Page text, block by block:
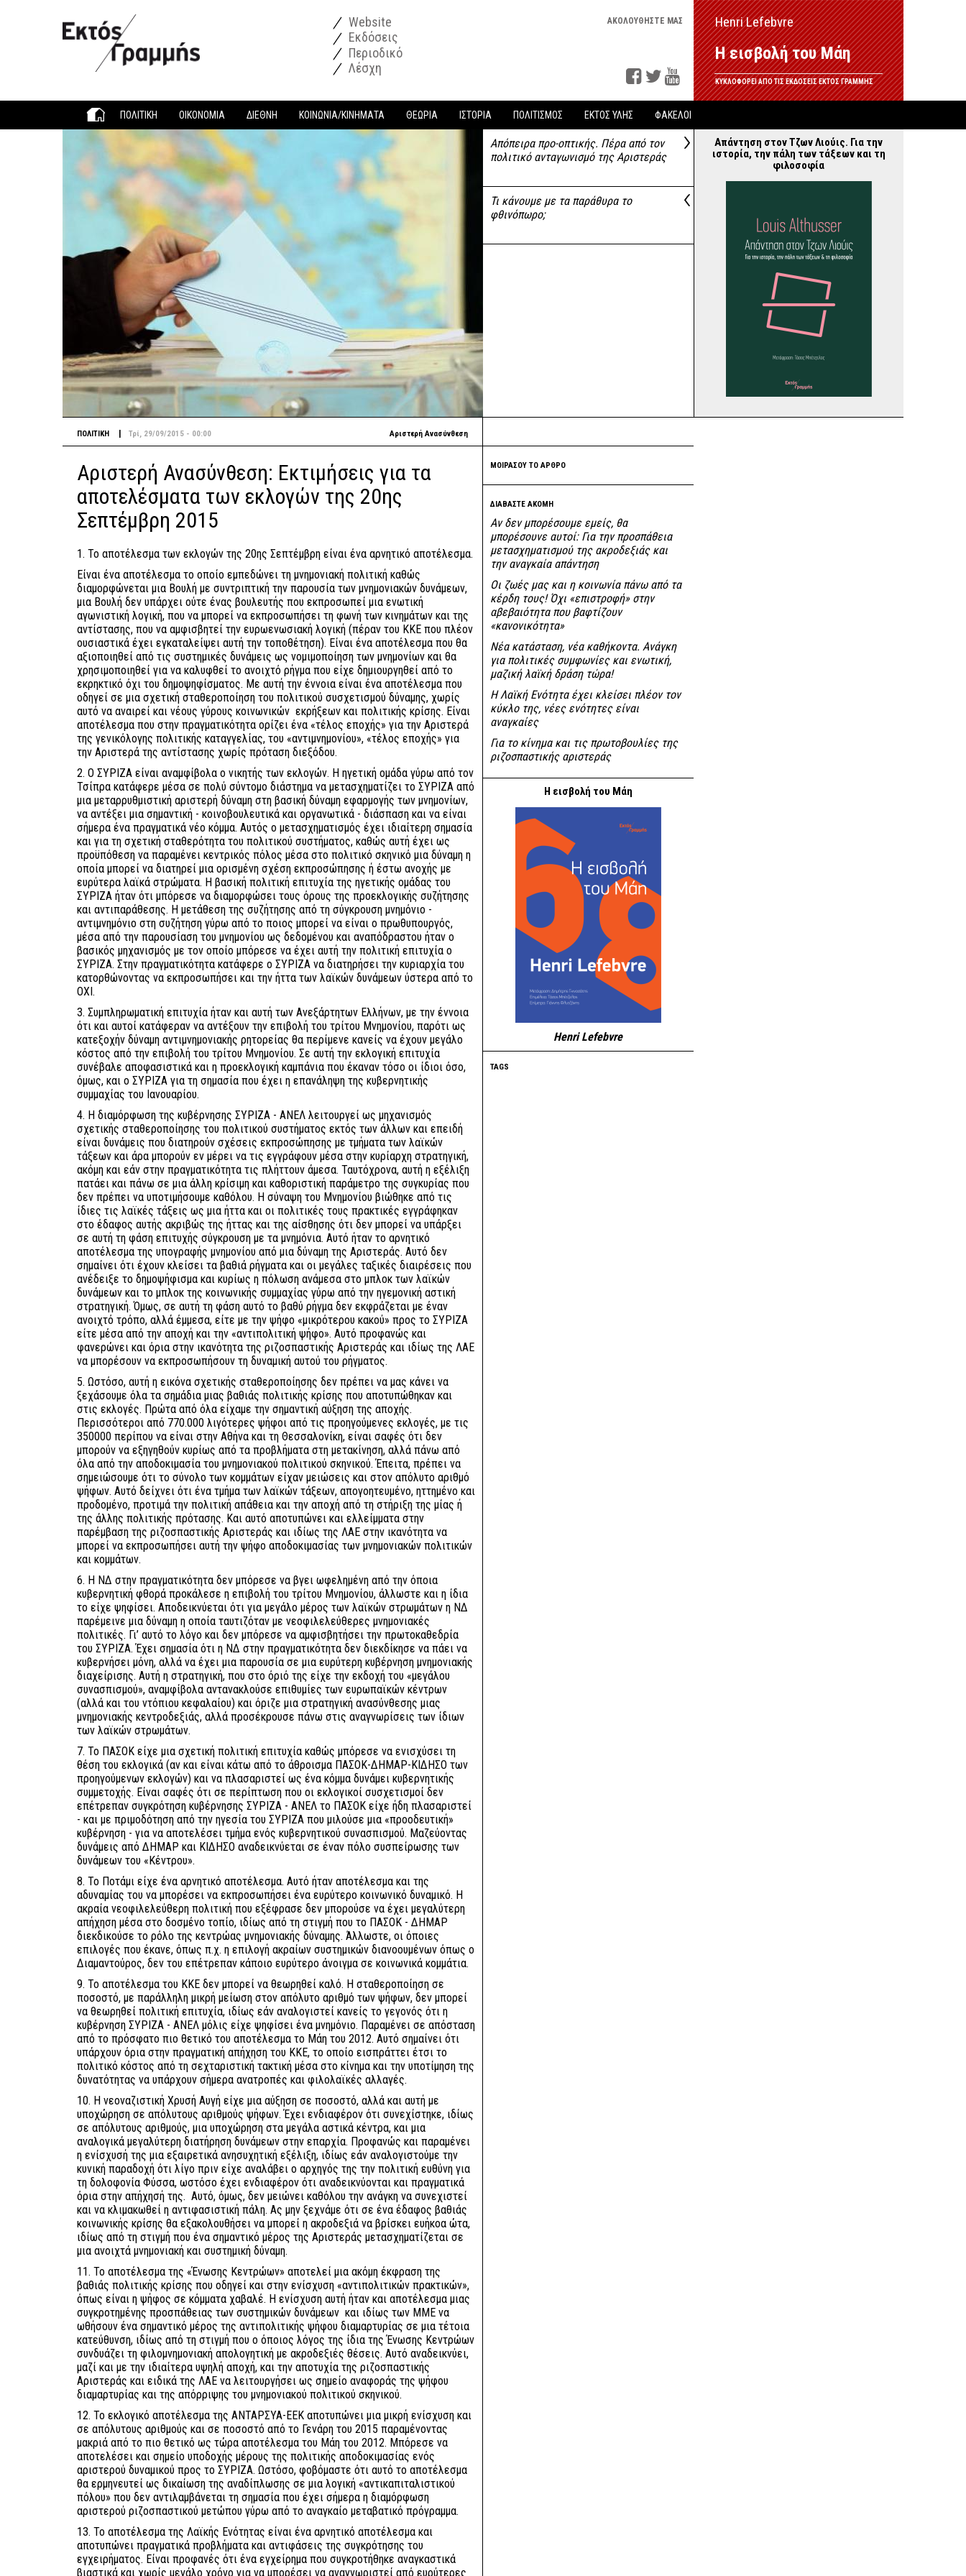
Website
Εκδόσεις
Περιοδικό
Λέσχη
ΑΚΟΛΟΥΘΗΣΤΕ ΜΑΣ Henri Lefebvre
Η εισβολή του Μάη
ΚΥΚΛΟΦΟΡΕΙ ΑΠΟ ΤΙΣ ΕΚΔΟΣΕΙΣ ΕΚΤΟΣ ΓΡΑΜΜΗΣ
ΠΟΛΙΤΙΚΗ ΟΙΚΟΝΟΜΙΑ ΔΙΕΘΝΗ ΚΟΙΝΩΝΙΑ/ΚΙΝΗΜΑΤΑ ΘΕΩΡΙΑ ΙΣΤΟΡΙΑ ΠΟΛΙΤΙΣΜΟΣ ΕΚΤΟΣ ΥΛΗΣ ΦΑΚΕΛΟΙ
Απόπειρα προ-οπτικής. Πέρα από τον
πολιτικό ανταγωνισμό της Αριστεράς
Τι κάνουμε με τα παράθυρα το
φθινόπωρο;
Απάντηση στον Τζων Λιούις. Για την
ιστορία, την πάλη των τάξεων και τη
φιλοσοφία
ΠΟΛΙΤΙΚΗ Τρί, 29/09/2015 - 00:00 Αριστερή Ανασύνθεση
Αριστερή Ανασύνθεση: Εκτιμήσεις για τα
αποτελέσματα των εκλογών της 20ης
Σεπτέμβρη 2015
1. Το αποτέλεσμα των εκλογών της 20ης Σεπτέμβρη είναι ένα αρνητικό αποτέλεσμα.
Είναι ένα αποτέλεσμα το οποίο εμπεδώνει τη μνημονιακή πολιτική καθώς
διαμορφώνεται μια Βουλή με συντριπτική την παρουσία των μνημονιακών δυνάμεων,
μια Βουλή δεν υπάρχει ούτε ένας βουλευτής που εκπροσωπεί μια ενωτική
αγωνιστική λογική, που να μπορεί να εκπροσωπήσει τη φωνή των κινημάτων και της
αντίστασης, που να αμφισβητεί την ευρωενωσιακή λογική (πέραν του ΚΚΕ που πλέον
ουσιαστικά έχει εγκαταλείψει αυτή την τοποθέτηση). Είναι ένα αποτέλεσμα που θα
αξιοποιηθεί από τις συστημικές δυνάμεις ως νομιμοποίηση των μνημονίων και θα
χρησιμοποιηθεί για να καλυφθεί το ανοιχτό ρήγμα που είχε δημιουργηθεί από το
εκρηκτικό όχι του δημοψηφίσματος. Με αυτή την έννοια είναι ένα αποτέλεσμα που
οδηγεί σε μια σχετική σταθεροποίηση του πολιτικού συσχετισμού δύναμης, χωρίς
αυτό να αναιρεί και νέους γύρους κοινωνικών εκρήξεων και πολιτικής κρίσης. Είναι
αποτέλεσμα που στην πραγματικότητα ορίζει ένα «τέλος εποχής» για την Αριστερά
της γενικόλογης πολιτικής καταγγελίας, του «αντιμνημονίου», «τέλος εποχής» για
την Αριστερά της αντίστασης χωρίς πρόταση διεξόδου.
2. Ο ΣΥΡΙΖΑ είναι αναμφίβολα ο νικητής των εκλογών. Η ηγετική ομάδα γύρω από τον
Τσίπρα κατάφερε μέσα σε πολύ σύντομο διάστημα να μετασχηματίζει το ΣΥΡΙΖΑ από
μια μεταρρυθμιστική αριστερή δύναμη στη βασική δύναμη εφαρμογής των μνημονίων,
να αντέξει μια σημαντική - κοινοβουλευτικά και οργανωτικά - διάσπαση και να είναι
σήμερα ένα πραγματικά νέο κόμμα. Αυτός ο μετασχηματισμός έχει ιδιαίτερη σημασία
και για τη σχετική σταθερότητα του πολιτικού συστήματος, καθώς αυτή έχει ως
προϋπόθεση να παραμένει κεντρικός πόλος μέσα στο πολιτικό σκηνικό μια δύναμη η
οποία μπορεί να διατηρεί μια ορισμένη σχέση εκπροσώπησης ή έστω ανοχής με
ευρύτερα λαϊκά στρώματα. Η βασική πολιτική επιτυχία της ηγετικής ομάδας του
ΣΥΡΙΖΑ ήταν ότι μπόρεσε να διαμορφώσει τους όρους της προεκλογικής συζήτησης
και αντιπαράθεσης. Η μετάθεση της συζήτησης από τη σύγκρουση μνημόνιο -
αντιμνημόνιο στη συζήτηση γύρω από το ποιος μπορεί να είναι ο πρωθυπουργός,
μέσα από την παρουσίαση του μνημονίου ως δεδομένου και αναπόδραστου ήταν ο
βασικός μηχανισμός με τον οποίο μπόρεσε να έχει αυτή την πολιτική επιτυχία ο
ΣΥΡΙΖΑ. Στην πραγματικότητα κατάφερε ο ΣΥΡΙΖΑ να διατηρήσει την κυριαρχία του
κατορθώνοντας να εκπροσωπήσει και την ήττα των λαϊκών δυνάμεων ύστερα από το
ΟΧΙ.
3. Συμπληρωματική επιτυχία ήταν και αυτή των Ανεξάρτητων Ελλήνων, με την έννοια
ότι και αυτοί κατάφεραν να αντέξουν την επιβολή του τρίτου Μνημονίου, παρότι ως
κατεξοχήν δύναμη αντιμνημονιακής ρητορείας θα περίμενε κανείς να έχουν μεγάλο
κόστος από την επιβολή του τρίτου Μνημονίου. Σε αυτή την εκλογική επιτυχία
συνέβαλε αποφασιστικά και η προεκλογική καμπάνια που έκαναν τόσο οι ίδιοι όσο,
όμως, και ο ΣΥΡΙΖΑ για τη σημασία που έχει η επανάληψη της κυβερνητικής
συμμαχίας του Ιανουαρίου.
4. Η διαμόρφωση της κυβέρνησης ΣΥΡΙΖΑ - ΑΝΕΛ λειτουργεί ως μηχανισμός
σχετικής σταθεροποίησης του πολιτικού συστήματος εκτός των άλλων και επειδή
είναι δυνάμεις που διατηρούν σχέσεις εκπροσώπησης με τμήματα των λαϊκών
τάξεων και άρα μπορούν εν μέρει να τις εγγράφουν μέσα στην κυρίαρχη στρατηγική,
ακόμη και εάν στην πραγματικότητα τις πλήττουν άμεσα. Ταυτόχρονα, αυτή η εξέλιξη
πατάει και πάνω σε μια άλλη κρίσιμη και καθοριστική παράμετρο της συγκυρίας που
δεν πρέπει να υποτιμήσουμε καθόλου. Η σύναψη του Μνημονίου βιώθηκε από τις
ίδιες τις λαϊκές τάξεις ως μια ήττα και οι πολιτικές τους πρακτικές εγγράφηκαν
στο έδαφος αυτής ακριβώς της ήττας και της αίσθησης ότι δεν μπορεί να υπάρξει
σε αυτή τη φάση επιτυχής σύγκρουση με τα μνημόνια. Αυτό ήταν το αρνητικό
αποτέλεσμα της υπογραφής μνημονίου από μια δύναμη της Αριστεράς. Αυτό δεν
σημαίνει ότι έχουν κλείσει τα βαθιά ρήγματα και οι μεγάλες ταξικές διαιρέσεις που
ανέδειξε το δημοψήφισμα και κυρίως η πόλωση ανάμεσα στο μπλοκ των λαϊκών
δυνάμεων και το μπλοκ της κοινωνικής συμμαχίας γύρω από την ηγεμονική αστική
στρατηγική. Όμως, σε αυτή τη φάση αυτό το βαθύ ρήγμα δεν εκφράζεται με έναν
ανοιχτό τρόπο, αλλά έμμεσα, είτε με την ψήφο «μικρότερου κακού» προς το ΣΥΡΙΖΑ
είτε μέσα από την αποχή και την «αντιπολιτική ψήφο». Αυτό προφανώς και
φανερώνει και όρια στην ικανότητα της ριζοσπαστικής Αριστεράς και ιδίως της ΛΑΕ
να μπορέσουν να εκπροσωπήσουν τη δυναμική αυτού του ρήγματος.
5. Ωστόσο, αυτή η εικόνα σχετικής σταθεροποίησης δεν πρέπει να μας κάνει να
ξεχάσουμε όλα τα σημάδια μιας βαθιάς πολιτικής κρίσης που αποτυπώθηκαν και
στις εκλογές. Πρώτα από όλα είχαμε την σημαντική αύξηση της αποχής.
Περισσότεροι από 770.000 λιγότερες ψήφοι από τις προηγούμενες εκλογές, με τις
350000 περίπου να είναι στην Αθήνα και τη Θεσσαλονίκη, είναι σαφές ότι δεν
μπορούν να εξηγηθούν κυρίως από τα προβλήματα στη μετακίνηση, αλλά πάνω από
όλα από την αποδοκιμασία του μνημονιακού πολιτικού σκηνικού. Έπειτα, πρέπει να
σημειώσουμε ότι το σύνολο των κομμάτων είχαν μειώσεις και στον απόλυτο αριθμό
ψήφων. Αυτό δείχνει ότι ένα τμήμα των λαϊκών τάξεων, απογοητευμένο, ηττημένο και
προδομένο, προτιμά την πολιτική απάθεια και την αποχή από τη στήριξη της μίας ή
της άλλης πολιτικής πρότασης. Και αυτό αποτυπώνει και ελλείμματα στην
παρέμβαση της ριζοσπαστικής Αριστεράς και ιδίως της ΛΑΕ στην ικανότητα να
μπορεί να εκπροσωπήσει αυτή την ψήφο αποδοκιμασίας των μνημονιακών πολιτικών
και κομμάτων.
6. Η ΝΔ στην πραγματικότητα δεν μπόρεσε να βγει ωφελημένη από την όποια
κυβερνητική φθορά προκάλεσε η επιβολή του τρίτου Μνημονίου, άλλωστε και η ίδια
το είχε ψηφίσει. Αποδεικνύεται ότι για μεγάλο μέρος των λαϊκών στρωμάτων η ΝΔ
παρέμεινε μια δύναμη η οποία ταυτιζόταν με νεοφιλελεύθερες μνημονιακές
πολιτικές. Γι’ αυτό το λόγο και δεν μπόρεσε να αμφισβητήσει την πρωτοκαθεδρία
του ΣΥΡΙΖΑ. Έχει σημασία ότι η ΝΔ στην πραγματικότητα δεν διεκδίκησε να πάει να
κυβερνήσει μόνη, αλλά να έχει μια παρουσία σε μια ευρύτερη κυβέρνηση μνημονιακής
διαχείρισης. Αυτή η στρατηγική, που στο όριό της είχε την εκδοχή του «μεγάλου
συνασπισμού», αναμφίβολα αντανακλούσε επιθυμίες των ευρωπαϊκών κέντρων
(αλλά και του ντόπιου κεφαλαίου) και όριζε μια στρατηγική ανασύνθεσης μιας
μνημονιακής κεντροδεξιάς, αλλά προσέκρουσε πάνω στις αναγνωρίσεις των ίδιων
των λαϊκών στρωμάτων.
7. Το ΠΑΣΟΚ είχε μια σχετική πολιτική επιτυχία καθώς μπόρεσε να ενισχύσει τη
θέση του εκλογικά (αν και είναι κάτω από το άθροισμα ΠΑΣΟΚ-ΔΗΜΑΡ-ΚΙΔΗΣΟ των
προηγούμενων εκλογών) και να πλασαριστεί ως ένα κόμμα δυνάμει κυβερνητικής
συμμετοχής. Είναι σαφές ότι σε περίπτωση που οι εκλογικοί συσχετισμοί δεν
επέτρεπαν συγκρότηση κυβέρνησης ΣΥΡΙΖΑ - ΑΝΕΛ το ΠΑΣΟΚ είχε ήδη πλασαριστεί
- και με πριμοδότηση από την ηγεσία του ΣΥΡΙΖΑ που μιλούσε μια «προοδευτική»
κυβέρνηση - για να αποτελέσει τμήμα ενός κυβερνητικού συνασπισμού. Μαζεύοντας
δυνάμεις από ΔΗΜΑΡ και ΚΙΔΗΣΟ αναδεικνύεται σε έναν πόλο συσπείρωσης των
δυνάμεων του «Κέντρου».
8. Το Ποτάμι είχε ένα αρνητικό αποτέλεσμα. Αυτό ήταν αποτέλεσμα και της
αδυναμίας του να μπορέσει να εκπροσωπήσει ένα ευρύτερο κοινωνικό δυναμικό. Η
ακραία νεοφιλελεύθερη πολιτική που εξέφρασε δεν μπορούσε να έχει μεγαλύτερη
απήχηση μέσα στο δοσμένο τοπίο, ιδίως από τη στιγμή που το ΠΑΣΟΚ - ΔΗΜΑΡ
διεκδικούσε το ρόλο της κεντρώας μνημονιακής δύναμης. Άλλωστε, οι όποιες
επιλογές που έκανε, όπως π.χ. η επιλογή ακραίων συστημικών διανοουμένων όπως ο
Διαμαντούρος, δεν του επέτρεπαν κάποιο ευρύτερο άνοιγμα σε κοινωνικά κομμάτια.
9. Το αποτέλεσμα του ΚΚΕ δεν μπορεί να θεωρηθεί καλό. Η σταθεροποίηση σε
ποσοστό, με παράλληλη μικρή μείωση στον απόλυτο αριθμό των ψήφων, δεν μπορεί
να θεωρηθεί πολιτική επιτυχία, ιδίως εάν αναλογιστεί κανείς το γεγονός ότι η
κυβέρνηση ΣΥΡΙΖΑ - ΑΝΕΛ μόλις είχε ψηφίσει ένα μνημόνιο. Παραμένει σε απόσταση
από το πρόσφατο πιο θετικό του αποτέλεσμα το Μάη του 2012. Αυτό σημαίνει ότι
υπάρχουν όρια στην πραγματική απήχηση του ΚΚΕ, το οποίο εισπράττει έτσι το
πολιτικό κόστος από τη σεχταριστική τακτική μέσα στο κίνημα και την υποτίμηση της
δυνατότητας να υπάρχουν σήμερα ανατροπές και φιλολαϊκές αλλαγές.
10. Η νεοναζιστική Χρυσή Αυγή είχε μια αύξηση σε ποσοστό, αλλά και αυτή με
υποχώρηση σε απόλυτους αριθμούς ψήφων. Έχει ενδιαφέρον ότι συνεχίστηκε, ιδίως
σε απόλυτους αριθμούς, μια υποχώρηση στα μεγάλα αστικά κέντρα, και μια
αναλογικά μεγαλύτερη διατήρηση δυνάμεων στην επαρχία. Προφανώς και παραμένει
η ενίσχυσή της μια εξαιρετικά ανησυχητική εξέλιξη, ιδίως εάν αναλογιστούμε την
κυνική παραδοχή ότι λίγο πριν είχε αναλάβει ο αρχηγός της την πολιτική ευθύνη για
τη δολοφονία Φύσσα, ωστόσο έχει ενδιαφέρον ότι αναδεικνύονται και πραγματικά
όρια στην απήχησή της. Αυτό, όμως, δεν μειώνει καθόλου την ανάγκη να συνεχιστεί
και να κλιμακωθεί η αντιφασιστική πάλη. Ας μην ξεχνάμε ότι σε ένα έδαφος βαθιάς
κοινωνικής κρίσης θα εξακολουθήσει να μπορεί η ακροδεξιά να βρίσκει ευήκοα ώτα,
ιδίως από τη στιγμή που ένα σημαντικό μέρος της Αριστεράς μετασχηματίζεται σε
μια ανοιχτά μνημονιακή και συστημική δύναμη.
11. Το αποτέλεσμα της «Ένωσης Κεντρώων» αποτελεί μια ακόμη έκφραση της
βαθιάς πολιτικής κρίσης που οδηγεί και στην ενίσχυση «αντιπολιτικών πρακτικών»,
όπως είναι η ψήφος σε κόμματα χαβαλέ. Η ενίσχυση αυτή ήταν και αποτέλεσμα μιας
συγκροτημένης προσπάθειας των συστημικών δυνάμεων και ιδίως των ΜΜΕ να
ωθήσουν ένα σημαντικό μέρος της αντιπολιτικής ψήφου διαμαρτυρίας σε μια τέτοια
κατεύθυνση, ιδίως από τη στιγμή που ο όποιος λόγος της ίδια της Ένωσης Κεντρώων
συνδυάζει τη φιλομνημονιακή απολογητική με ακροδεξιές θέσεις. Αυτό αναδεικνύει,
μαζί και με την ιδιαίτερα υψηλή αποχή, και την αποτυχία της ριζοσπαστικής
Αριστεράς και ειδικά της ΛΑΕ να λειτουργήσει ως σημείο αναφοράς της ψήφου
διαμαρτυρίας και της απόρριψης του μνημονιακού πολιτικού σκηνικού.
12. Το εκλογικό αποτέλεσμα της ΑΝΤΑΡΣΥΑ-ΕΕΚ αποτυπώνει μια μικρή ενίσχυση και
σε απόλυτους αριθμούς και σε ποσοστό από το Γενάρη του 2015 παραμένοντας
μακριά από το πιο θετικό ως τώρα αποτέλεσμα του Μάη του 2012. Μπόρεσε να
αποτελέσει και σημείο υποδοχής μέρους της πολιτικής αποδοκιμασίας ενός
αριστερού δυναμικού προς το ΣΥΡΙΖΑ. Ωστόσο, φοβόμαστε ότι αυτό το αποτέλεσμα
θα ερμηνευτεί ως δικαίωση της αναδίπλωσης σε μια λογική «αντικαπιταλιστικού
πόλου» που δεν αντιλαμβάνεται τη σημασία που έχει σήμερα η διαμόρφωση
αριστερού ριζοσπαστικού μετώπου γύρω από το αναγκαίο μεταβατικό πρόγραμμα.
13. Το αποτέλεσμα της Λαϊκής Ενότητας είναι ένα αρνητικό αποτέλεσμα και
αποτυπώνει πραγματικά προβλήματα και αντιφάσεις της συγκρότησης του
εγχειρήματος. Είναι προφανές ότι ένα εγχείρημα που συγκροτήθηκε αναγκαστικά
βιαστικά και χωρίς μεγάλο χρόνο για να μπορέσει να αναγνωριστεί από ευρύτερες
ΜΟΙΡΑΣΟΥ ΤΟ ΑΡΘΡΟ
ΔΙΑΒΑΣΤΕ ΑΚΟΜΗ
Αν δεν μπορέσουμε εμείς, θα
μπορέσουνε αυτοί: Για την προσπάθεια
μετασχηματισμού της ακροδεξιάς και
την αναγκαία απάντηση
Οι ζωές μας και η κοινωνία πάνω από τα
κέρδη τους! Όχι «επιστροφή» στην
αβεβαιότητα που βαφτίζουν
«κανονικότητα»
Νέα κατάσταση, νέα καθήκοντα. Ανάγκη
για πολιτικές συμφωνίες και ενωτική,
μαζική λαϊκή δράση τώρα!
Η Λαϊκή Ενότητα έχει κλείσει πλέον τον
κύκλο της, νέες ενότητες είναι
αναγκαίες
Για το κίνημα και τις πρωτοβουλίες της
ριζοσπαστικής αριστεράς
Η εισβολή του Μάη
Henri Lefebvre
TAGS